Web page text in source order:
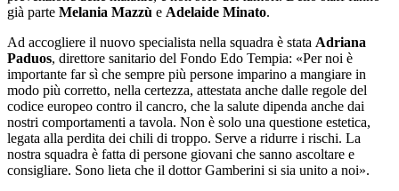
già parte Melania Mazzù e Adelaide Minato.
Ad accogliere il nuovo specialista nella squadra è stata Adriana
Paduos, direttore sanitario del Fondo Edo Tempia: «Per noi è
importante far sì che sempre più persone imparino a mangiare in
modo più corretto, nella certezza, attestata anche dalle regole del
codice europeo contro il cancro, che la salute dipenda anche dai
nostri comportamenti a tavola. Non è solo una questione estetica,
legata alla perdita dei chili di troppo. Serve a ridurre i rischi. La
nostra squadra è fatta di persone giovani che sanno ascoltare e
consigliare. Sono lieta che il dottor Gamberini si sia unito a noi».